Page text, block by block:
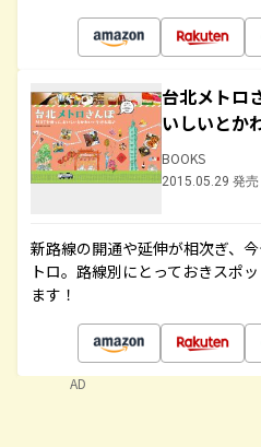
台北メトロ
いしいとか
BOOKS
2015.05.29 発売
新路線の開通や延伸が相次ぎ、
トロ。路線別にとっておきスポ
ます！
AD